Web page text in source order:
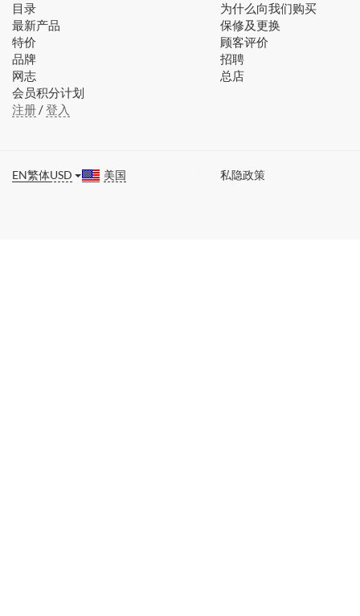
目录
最新产品
特价
品牌
网志
会员积分计划
注册/登入
为什么向我们购买
保修及更换
顾客评价
招聘
总店
EN繁体USD 美国 私隐政策